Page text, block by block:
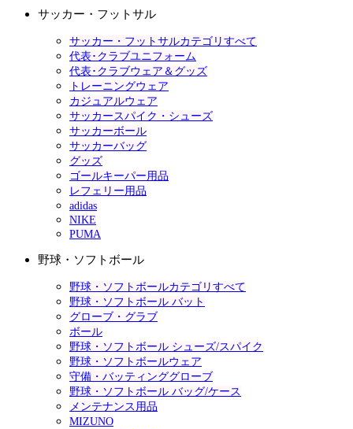
サッカー・フットサル
サッカー・フットサルカテゴリすべて
代表･クラブユニフォーム
代表･クラブウェア＆グッズ
トレーニングウェア
カジュアルウェア
サッカースパイク・シューズ
サッカーボール
サッカーバッグ
グッズ
ゴールキーパー用品
レフェリー用品
adidas
NIKE
PUMA
野球・ソフトボール
野球・ソフトボールカテゴリすべて
野球・ソフトボール バット
グローブ・グラブ
ボール
野球・ソフトボール シューズ/スパイク
野球・ソフトボールウェア
守備・バッティンググローブ
野球・ソフトボール バッグ/ケース
メンテナンス用品
MIZUNO